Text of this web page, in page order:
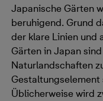
Japanische Gärten
beruhigend. Grund
der klare Linien und
Gärten in Japan
Naturlandschaften
Gestaltungselement
Üblicherweise wird